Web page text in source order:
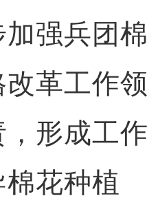
强兵团棉
革工作领
形成工作
花种植